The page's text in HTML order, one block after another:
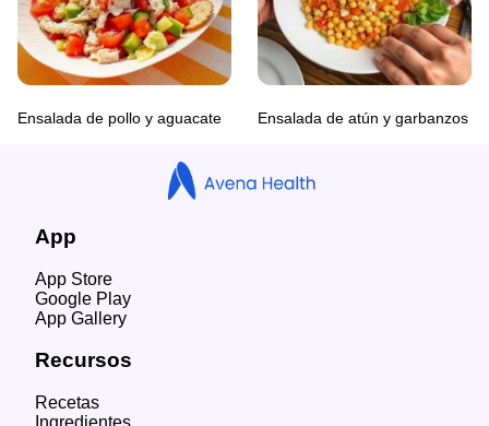
Ensalada de pollo y aguacate Ensalada de atún y garbanzos
App
App Store
Google Play
App Gallery
Recursos
Recetas